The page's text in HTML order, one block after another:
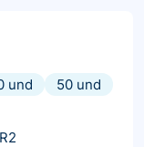
und
50 und